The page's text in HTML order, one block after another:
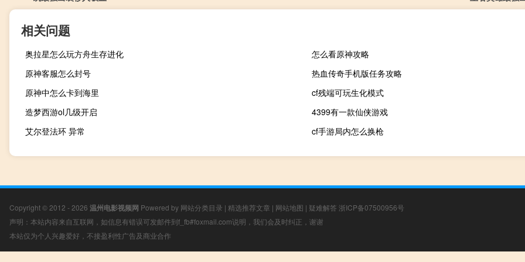
相关问题
奥拉星怎么玩方舟生存进化
怎么看原神攻略
原神客服怎么封号
热血传奇手机版任务攻略
原神中怎么卡到海里
cf残端可玩生化模式
造梦西游ol几级开启
4399有一款仙侠游戏
艾尔登法环 异常
cf手游局内怎么换枪
Copyright © 2012 - 2026 温州电影视频网 Powered by 网站分类目录 | 精选推荐文章 | 网站地图 | 疑难解答 浙ICP备07500956号
声明：本站内容来自互联网，如信息有错误可发邮件到f_fb#foxmail.com说明，我们会及时纠正，谢谢
本站仅为个人兴趣爱好，不接盈利性广告及商业合作